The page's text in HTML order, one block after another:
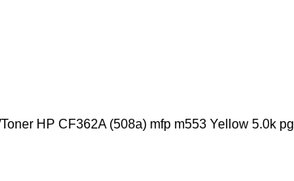
Toner HP CF362A (508a) mfp m553 Yellow 5.0k pg